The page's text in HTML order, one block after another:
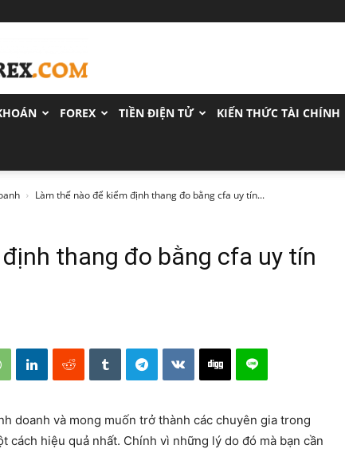
FOREX TIỀN ĐIỆN TỬ KIẾN THỨC TÀI CHÍNH
Làm thế nào để kiểm định thang đo bằng cfa uy tín...
thang đo bằng cfa uy tín
doanh và mong muốn trở thành các chuyên gia trong
cách hiệu quả nhất. Chính vì những lý do đó mà bạn cần